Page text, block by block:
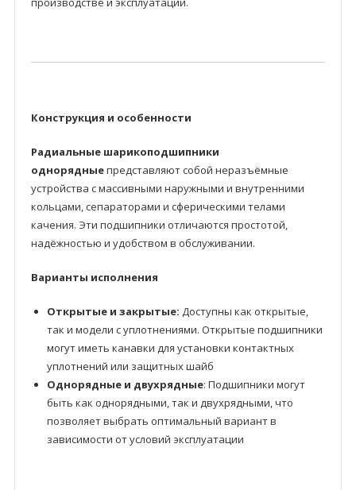
Конструкция и особенности
Радиальные шарикоподшипники
однорядныепредставляют собой неразъёмные
устройства с массивными наружными и внутренними
кольцами, сепараторами и сферическими телами
качения. Эти подшипники отличаются простотой,
надёжностью и удобством в обслуживании.
Варианты исполнения
Открытые и закрытые: Доступны как открытые,
так и модели с уплотнениями. Открытые подшипники
могут иметь канавки для установки контактных
уплотнений или защитных шайб
Однорядные и двухрядные: Подшипники могут
быть как однорядными, так и двухрядными, что
позволяет выбрать оптимальный вариант в
зависимости от условий эксплуатации